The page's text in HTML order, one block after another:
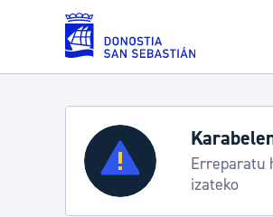
Eduki nagusira joan
Zerbitzuak
Errolda eta gai
Erreparatu
izateko